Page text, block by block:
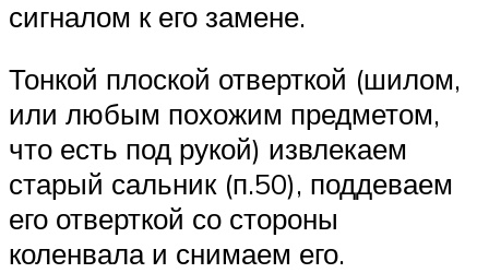
сигналом к его замене.
Тонкой плоской отверткой (шилом,
или любым похожим предметом,
что есть под рукой) извлекаем
старый сальник (п.50), поддеваем
его отверткой со стороны
коленвала и снимаем его.